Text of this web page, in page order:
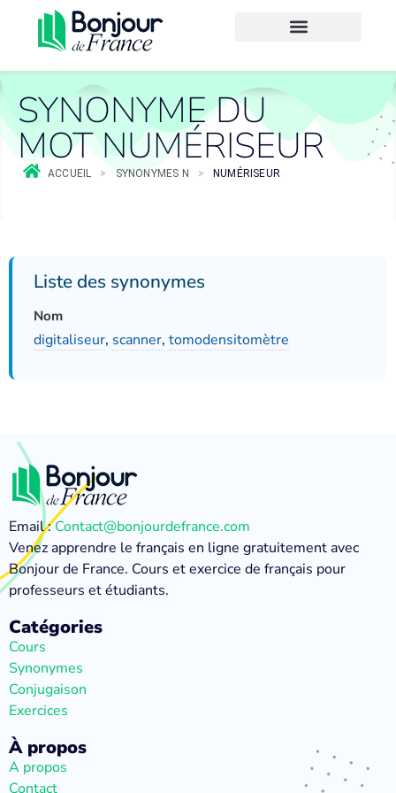
SYNONYME DU
MOT NUMÉRISEUR
ACCUEIL > SYNONYMES N > NUMÉRISEUR
Liste des synonymes
Nom
digitaliseur, scanner, tomodensitomètre
Email :Contact@bonjourdefrance.com
Venez apprendre le français en ligne gratuitement avec
Bonjour de France. Cours et exercice de français pour
professeurs et étudiants.
Catégories
Cours
Synonymes
Conjugaison
Exercices
À propos
A propos
Contact